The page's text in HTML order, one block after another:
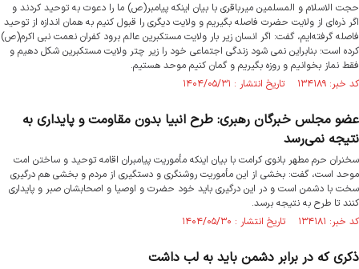
حجت الاسلام و المسلمین میرباقری با بیان اینکه پیامبر(ص) ما را دعوت به توحید کردند و
اگر ذره‌ای از ولایت حضرت فاصله بگیریم و ولایت دیگری را قبول کنیم به همان اندازه از توحید
فاصله گرفته‌ایم، گفت: اگر انسان زیر بار ولایت مستکبرین عالم برود کفران نعمت نبی اکرم(ص)
کرده است؛ بنابراین نمی شود زندگی اجتماعی خود را زیر چتر ولایت مستکبرین شکل دهیم و
فقط نماز بخوانیم و روزه بگیریم و گمان کنیم موحد هستیم.
کد خبر: ۱۳۴۱۸۹ تاریخ انتشار : ۱۴۰۴/۰۵/۳۱
عضو مجلس خبرگان رهبری: طرح انبیا بدون مقاومت و پایداری به
نتیجه نمی‌رسد
سخنران حرم مطهر بانوی کرامت با بیان اینکه مأموریت پیامبران اقامه توحید و ساختن امت
موحد است، گفت: بخشی از این مأموریت روشنگری و دستگیری از مردم و بخشی هم درگیری
سخت با دشمن است و در این درگیری باید خود حضرت و اوصیا و اصحابشان صبر و پایداری
کنند تا طرح به نتیجه برسد.
کد خبر: ۱۳۴۱۸۱ تاریخ انتشار : ۱۴۰۴/۰۵/۳۰
ذکری که در برابر دشمن باید به لب داشت